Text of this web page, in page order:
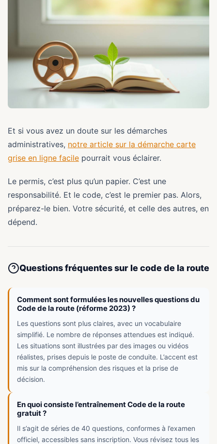
Et si vous avez un doute sur les démarches
administratives, notre article sur la démarche carte
grise en ligne facile pourrait vous éclairer.
Le permis, c’est plus qu’un papier. C’est une
responsabilité. Et le code, c’est le premier pas. Alors,
préparez-le bien. Votre sécurité, et celle des autres, en
dépend.
Questions fréquentes sur le code de la route
Comment sont formulées les nouvelles questions du
Code de la route (réforme 2023) ?
Les questions sont plus claires, avec un vocabulaire
simplifié. Le nombre de réponses attendues est indiqué.
Les situations sont illustrées par des images ou vidéos
réalistes, prises depuis le poste de conduite. L’accent est
mis sur la compréhension des risques et la prise de
décision.
En quoi consiste l’entraînement Code de la route
gratuit ?
Il s’agit de séries de 40 questions, conformes à l’examen
officiel, accessibles sans inscription. Vous révisez tous les